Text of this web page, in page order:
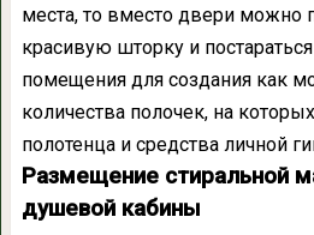
места, то вместо двери можно
красивую шторку и
помещения для создания как
количества полочек, на
полотенца и средства личной
Размещение стиральной
душевой кабины